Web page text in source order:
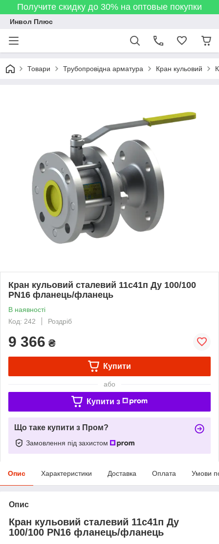
Получите скидку до 30% на оптовые покупки
Инвол Плюс
Товари Трубопровідна арматура Кран кульовий
Кран кульовий сталевий 11с41п Ду 100/100
PN16 фланець/фланець
В наявності
Код: 242
Роздріб
9 366 ₴
Купити
або
Купити з
Що таке купити з Пром?
Замовлення під захистом
Опис Характеристики Доставка Оплата Умови
Опис
Кран кульовий сталевий 11с41п Ду
100/100 PN16 фланець/фланець